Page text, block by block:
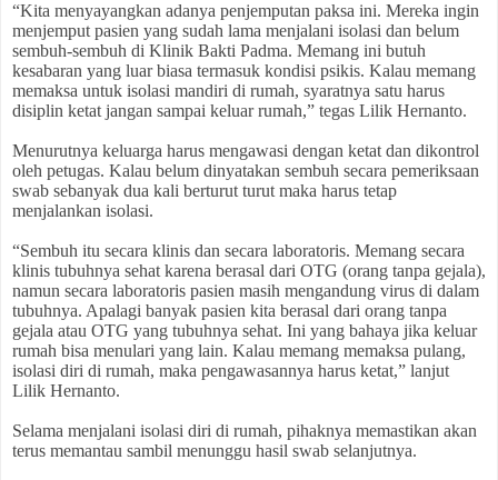
“Kita menyayangkan adanya penjemputan paksa ini. Mereka ingin
menjemput pasien yang sudah lama menjalani isolasi dan belum
sembuh-sembuh di Klinik Bakti Padma. Memang ini butuh
kesabaran yang luar biasa termasuk kondisi psikis. Kalau memang
memaksa untuk isolasi mandiri di rumah, syaratnya satu harus
disiplin ketat jangan sampai keluar rumah,” tegas Lilik Hernanto.
Menurutnya keluarga harus mengawasi dengan ketat dan dikontrol
oleh petugas. Kalau belum dinyatakan sembuh secara pemeriksaan
swab sebanyak dua kali berturut turut maka harus tetap
menjalankan isolasi.
“Sembuh itu secara klinis dan secara laboratoris. Memang secara
klinis tubuhnya sehat karena berasal dari OTG (orang tanpa gejala),
namun secara laboratoris pasien masih mengandung virus di dalam
tubuhnya. Apalagi banyak pasien kita berasal dari orang tanpa
gejala atau OTG yang tubuhnya sehat. Ini yang bahaya jika keluar
rumah bisa menulari yang lain. Kalau memang memaksa pulang,
isolasi diri di rumah, maka pengawasannya harus ketat,” lanjut
Lilik Hernanto.
Selama menjalani isolasi diri di rumah, pihaknya memastikan akan
terus memantau sambil menunggu hasil swab selanjutnya.